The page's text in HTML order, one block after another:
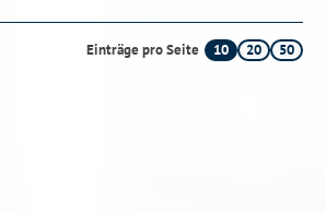
Einträge pro Seite 10 20 50